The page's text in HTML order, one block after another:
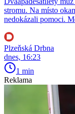
stromu. Na místo
nedokázali pomoci.
Plzeňská Drbna
dnes, 16:23
1 min
Reklama